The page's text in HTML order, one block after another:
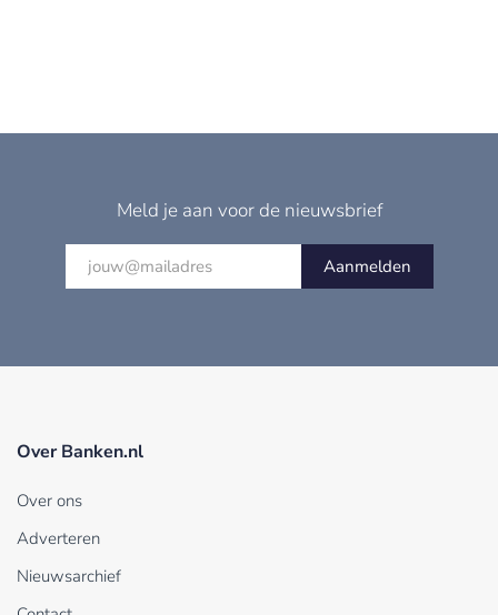
Meld je aan voor de nieuwsbrief
Aanmelden
Over Banken.nl
Over ons
Adverteren
Nieuwsarchief